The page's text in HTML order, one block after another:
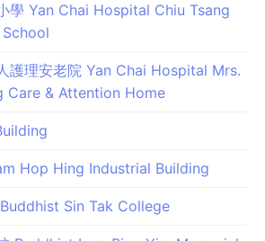
學 Yan Chai Hospital Chiu Tsang
護理安老院 Yan Chai Hospital Mrs.
Care & Attention Home
Hop Hing Industrial Building
Sin Tak College